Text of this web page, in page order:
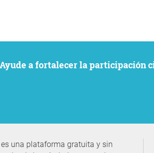
Ayude a fortalecer la participación
una plataforma gratuita y sin